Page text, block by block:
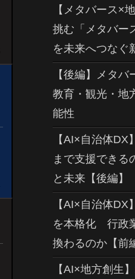
【メタバース×
挑む「メタバ
を未来へつなぐ
【後編】メタ
教育・観光・地
能性
【AI×自治体DX
まで支援でき
と未来【後編】
【AI×自治体DX
を本格化 行政
換わるのか【前
【AI×地方創生